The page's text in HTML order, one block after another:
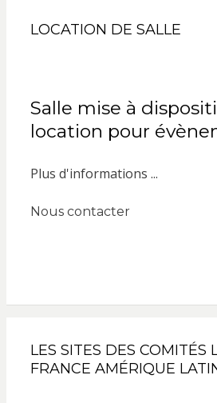
LOCATION DE SALLE
Salle mise à
location pour
Plus d'informations ...
Nous contacter
LES SITES DES COMITÉS
FRANCE AMÉRIQUE